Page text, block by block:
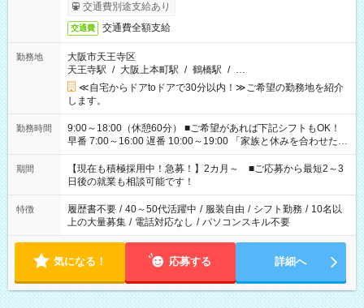
交通費別途支給あり
交通費 交通費全額支給
勤務地
大阪市天王寺区
天王寺駅 / 大阪上本町駅 / 鶴橋駅 / …
≪自宅からドアtoドアで30分以内！≫ご希望の勤務地を紹介
します。
勤務時間
9:00～18:00（休憩60分） ■ご希望があれば下記シフトもOK！
早番 7:00～16:00 遅番 10:00～19:00 「家族と休みを合わせた
い」 「余裕を持って夕飯の準備がしたい」 「できれば残業はし
たくない」 など、ご希望を教えてくださいね。 ※Wワーク希望
の方へ 今ご覧のお仕事で希望する勤務時間と、もう1つのお仕事
の勤務時間。 合計で週40時間を超える場合は応募できません。
期間
【現在も積極採用中！急募！】2カ月～ ■ご応募から最短2～3
日後の就業も相談可能です！
特徴 履歴書不要 / 40～50代活躍中 / 服装自由 / シフト勤務 / 10名以
上の大量募集 / 電話対応なし / パソコンスキル不要
気になる！ 応募する 詳細へ